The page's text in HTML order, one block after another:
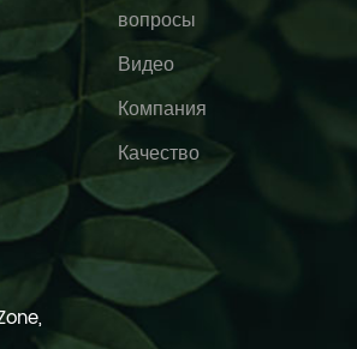
вопросы
Видео
Компания
Качество